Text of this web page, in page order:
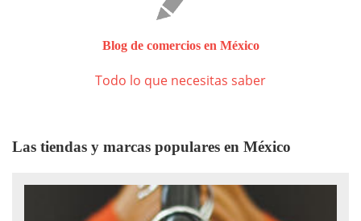
Blog de comercios en México
Todo lo que necesitas saber
Las tiendas y marcas populares en México